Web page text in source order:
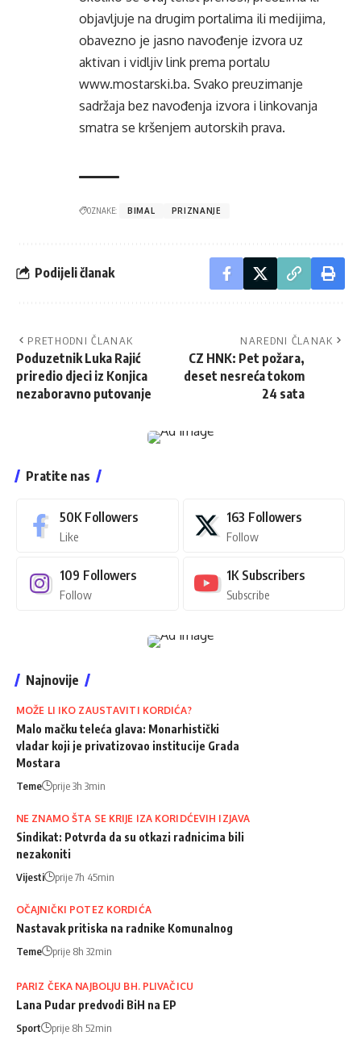
objavljuje na drugim portalima ili medijima,
obavezno je jasno navođenje izvora uz
aktivan i vidljiv link prema portalu
www.mostarski.ba. Svako preuzimanje
sadržaja bez navođenja izvora i linkovanja
smatra se kršenjem autorskih prava.
OZNAKE: BIMAL PRIZNANJE
Podijeli članak
PRETHODNI ČLANAK
Poduzetnik Luka Rajić
priredio djeci iz Konjica
nezaboravno putovanje
NAREDNI ČLANAK
CZ HNK: Pet požara,
deset nesreća tokom
24 sata
Pratite nas
50K Followers
Like
163 Followers
Follow
109 Followers
Follow
1K Subscribers
Subscribe
Najnovije
MOŽE LI IKO ZAUSTAVITI KORDIĆA?
Malo mačku teleća glava: Monarhistički
vladar koji je privatizovao institucije Grada
Mostara
Teme prije 3h 3min
NE ZNAMO ŠTA SE KRIJE IZA KORIDĆEVIH IZJAVA
Sindikat: Potvrda da su otkazi radnicima bili
nezakoniti
Vijesti prije 7h 45min
OČAJNIČKI POTEZ KORDIĆA
Nastavak pritiska na radnike Komunalnog
Teme prije 8h 32min
PARIZ ČEKA NAJBOLJU BH. PLIVAČICU
Lana Pudar predvodi BiH na EP
Sport prije 8h 52min